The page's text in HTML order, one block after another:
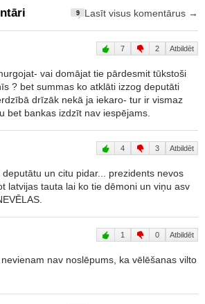
9 Lasīt visus komentārus →
7 2 Atbildēt
vai domājat tie pārdesmit tūkstoši
? bet summas ko atklāti izzog deputāti
drīzāk nekā ja iekaro- tur ir vismaz
bet bankas izdzīt nav iespējams.
4 3 Atbildēt
un citu pidar... prezidents nevos
latvijas tauta lai ko tie dēmoni un viņu asv
1 0 Atbildēt
nav noslēpums, ka vēlēšanas vilto